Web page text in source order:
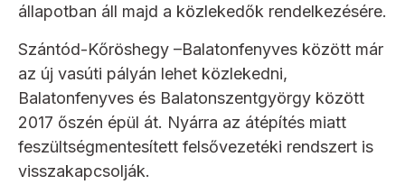
állapotban áll majd a közlekedők rendelkezésére.
Szántód-Kőröshegy –Balatonfenyves között már
az új vasúti pályán lehet közlekedni,
Balatonfenyves és Balatonszentgyörgy között
2017 őszén épül át. Nyárra az átépítés miatt
feszültségmentesített felsővezetéki rendszert is
visszakapcsolják.